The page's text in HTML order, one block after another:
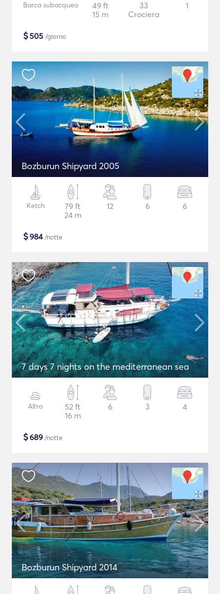
Barca subacquea
49 ft
15 m
33
Crociera
1
$505 /giorno
Bozburun Shipyard 2005
Ketch
79 ft
24 m
12 6 6
$984/notte
7 days 7 nights on the mediterranean sea
Altro
52 ft
16 m
6 3 4
$689 /notte
Bozburun Shipyard 2014